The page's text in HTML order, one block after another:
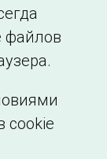
файлов
cookie